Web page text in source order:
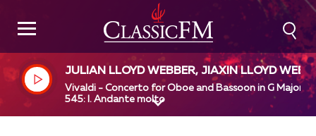
JULIAN LLOYD WEBBER, JIAXIN LLOYD
R, EUROPEAN UNION CHAMBER ORCHESTRA,
HANS-PETER HOFMANN
Vivaldi - Concerto for Oboe and Bassoon in G Major,
545: I. Andante molto